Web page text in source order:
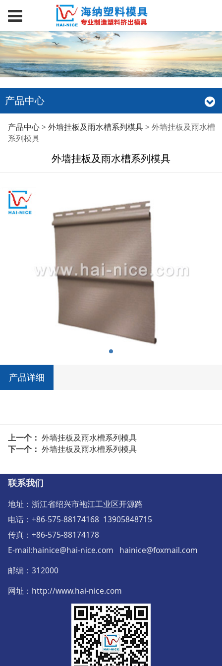
产品中心
外墙挂板及雨水槽系列
产品中心> 外墙挂板及雨水槽系列模具> 外墙挂板及雨水槽
系列模具
外墙挂板及雨水槽系列模具
产品详细
上一个： 外墙挂板及雨水槽系列模具
下一个： 外墙挂板及雨水槽系列模具
联系我们
地址：浙江省绍兴市袍江工业区开源路
电话：+86-575-88174168 13905848715
传真：+86-575-88174178
E-mail:hainice@hai-nice.com hainice@foxmail.com
邮编 ： 312000
网址：http://www.hai-nice.com